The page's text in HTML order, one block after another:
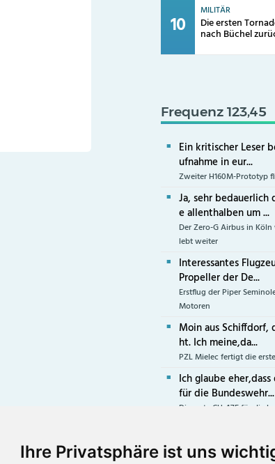
Ihre Privatsphäre ist uns
MILITÄR
Die ersten
nach Büchel
Frequenz 123,45
Ein kritischer Leser
ufnahme in eur...
Zweiter H160M-Prototyp
Ja, sehr
e allenthalben um ...
Der Zero-G Airbus in
lebt weiter
Interessantes
Propeller der De...
Erstflug der Piper
Motoren
Moin aus Schiffdorf,
ht. Ich meine,da...
PZL Mielec fertigt die
Ich glaube
für die Bundeswehr...
Die erste CH-47F für die